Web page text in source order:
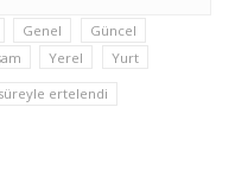
Genel
Güncel
Yerel Yurt
ertelendi